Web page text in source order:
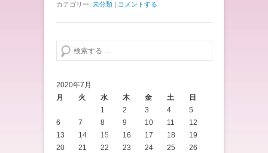
カテゴリー: 未分類 コメントする
検索する
2020年7月
月
火 水 木 金 土
日
1
2 3 4
5
6
7 8 9 10 11
12
13
14 15 16 17 18
19
20
21 22 23 24 25
26